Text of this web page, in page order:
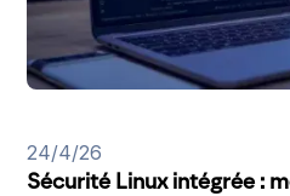
24/4/26
Sécurité Linux intégrée :